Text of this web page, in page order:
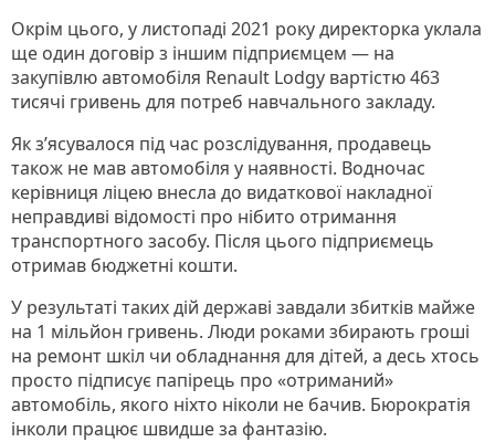
Окрім цього, у листопаді 2021 року директорка уклала
ще один договір з іншим підприємцем — на
закупівлю автомобіля Renault Lodgy вартістю 463
тисячі гривень для потреб навчального закладу.
Як з’ясувалося під час розслідування, продавець
також не мав автомобіля у наявності. Водночас
керівниця ліцею внесла до видаткової накладної
неправдиві відомості про нібито отримання
транспортного засобу. Після цього підприємець
отримав бюджетні кошти.
У результаті таких дій державі завдали збитків майже
на 1 мільйон гривень. Люди роками збирають гроші
на ремонт шкіл чи обладнання для дітей, а десь хтось
просто підписує папірець про «отриманий»
автомобіль, якого ніхто ніколи не бачив. Бюрократія
інколи працює швидше за фантазію.